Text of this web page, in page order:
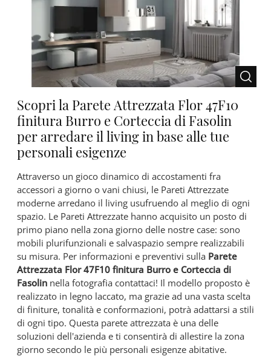
Scopri la Parete Attrezzata Flor 47F10
finitura Burro e Corteccia di Fasolin
per arredare il living in base alle tue
personali esigenze
Attraverso un gioco dinamico di accostamenti fra
accessori a giorno o vani chiusi, le Pareti Attrezzate
moderne arredano il living usufruendo al meglio di ogni
spazio. Le Pareti Attrezzate hanno acquisito un posto di
primo piano nella zona giorno delle nostre case: sono
mobili plurifunzionali e salvaspazio sempre realizzabili
su misura. Per informazioni e preventivi sulla Parete
Attrezzata Flor 47F10 finitura Burro e Corteccia di
Fasolin nella fotografia contattaci! Il modello proposto è
realizzato in legno laccato, ma grazie ad una vasta scelta
di finiture, tonalità e conformazioni, potrà adattarsi a stili
di ogni tipo. Questa parete attrezzata è una delle
soluzioni dell'azienda e ti consentirà di allestire la zona
giorno secondo le più personali esigenze abitative.